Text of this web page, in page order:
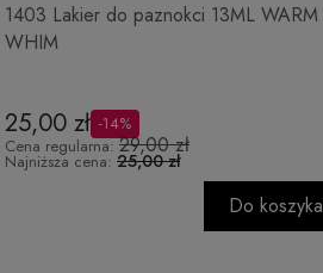
1403 Lakier do paznokci 13ML WARM
WHIM
25,00 zł -14%
Cena regularna: 29,00 zł
Najniższa cena: 25,00 zł
Do koszyka